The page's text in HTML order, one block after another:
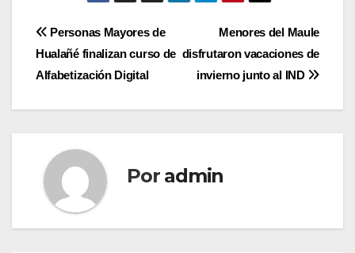
Navegación
de
entradas
Menores del Maule
disfrutaron vacaciones de
invierno junto al IND
Personas Mayores de
Hualañé finalizan curso de
Alfabetización Digital
Por admin